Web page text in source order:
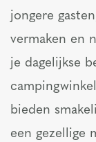
jongere
vermaken en
je dagelijkse
bieden
een gezellige